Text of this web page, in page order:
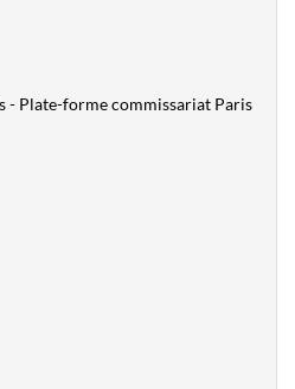
- Plate-forme commissariat Paris